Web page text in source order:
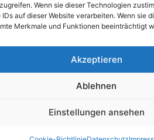
Wenn sie dieser Technologien
auf dieser Website verarbeiten. Wenn sie
Merkmale und Funktionen beeinträchtigt
Akzeptieren
Ablehnen
Einstellungen ansehen